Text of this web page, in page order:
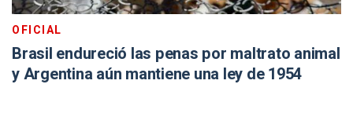
OFICIAL
Brasil endureció las penas por maltrato animal
y Argentina aún mantiene una ley de 1954